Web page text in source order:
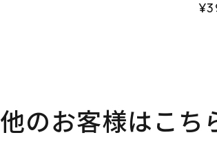
他のお客様はこち